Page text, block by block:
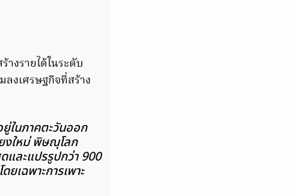
างรายได้ในระดับ
งเศรษฐกิจที่สร้าง
ในภาคตะวันออก
งใหม่ พิษณุโลก
ละแปรรูปกว่า 900
เฉพาะการเพาะ